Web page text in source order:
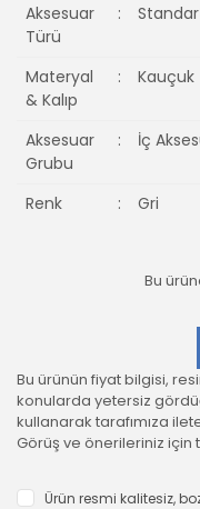
Aksesuar
Türü
:
Materyal
& Kalıp
: Kauçuk
Aksesuar
Grubu
: İç
Renk : Gri
Bu
Bu ürünün fiyat bilgisi,
konularda yetersiz
kullanarak tarafımıza
Görüş ve önerileriniz için
Ürün resmi kalitesiz,